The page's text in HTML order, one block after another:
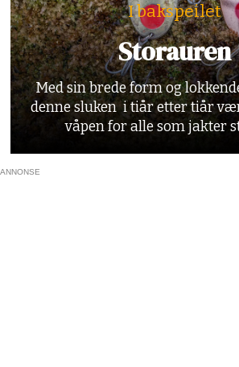
I bakspeilet
Storauren
Med sin brede form og
denne sluken i tiår etter tiår
våpen for alle som jakter
ANNONSE